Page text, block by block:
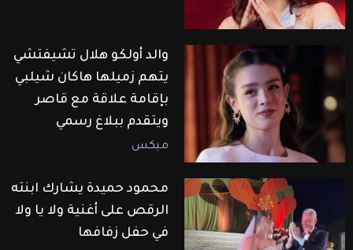
والد أولكو هلال تشيفتشي
يتهم زميلها هاكان شيلبي
بإقامة علاقة مع قاصر
ويتقدم ببلاغ رسمي
ميكس
محمود حميدة يشارك ابنته
الرقص على أغنية ولا يا ولا
في حفل زفافها